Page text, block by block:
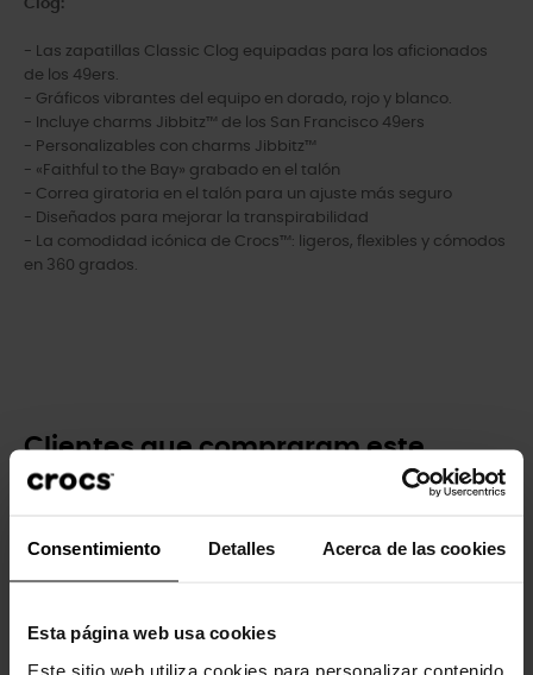
Consentimiento Detalles Acerca de las cookies
Esta página web usa cookies
Este sitio web utiliza cookies para personalizar contenido
Clog:
- Las zapatillas Classic Clog equipadas para los aficionados
de los 49ers.
- Gráficos vibrantes del equipo en dorado, rojo y blanco.
- Incluye charms Jibbitz™ de los San Francisco 49ers
- Personalizables con charms Jibbitz™
- «Faithful to the Bay» grabado en el talón
- Correa giratoria en el talón para un ajuste más seguro
- Diseñados para mejorar la transpirabilidad
- La comodidad icónica de Crocs™: ligeros, flexibles y cómodos
en 360 grados.
Clientes que compraram este
produto também compraram: